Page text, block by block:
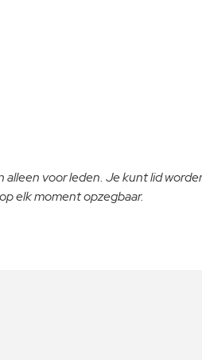
voor leden. Je kunt lid
elk moment opzegbaar.